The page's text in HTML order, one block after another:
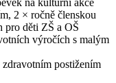
2 × ročně členskou
pro děti ZŠ a OŠ
výročích s malým
zdravotním postižením